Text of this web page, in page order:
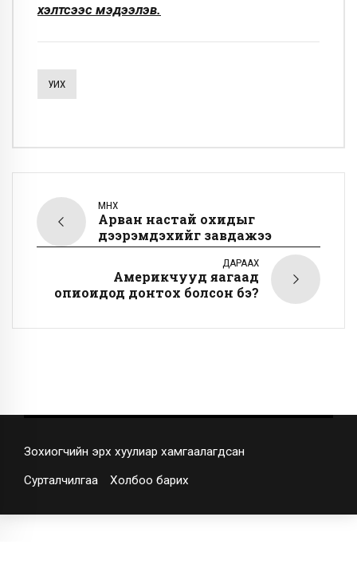
хэлтсээс мэдээлэв.
УИХ
ӨМНӨХ
Арван настай охидыг
дээрэмдэхийг завдажээ
ДАРААХ
Америкчууд яагаад
опиоидод донтох болсон бэ?
Зохиогчийн эрх хуулиар хамгаалагдсан
Сурталчилгаа Холбоо барих